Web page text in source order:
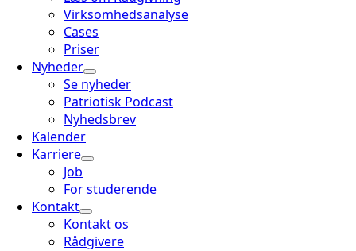
Virksomhedsanalyse
Cases
Priser
Nyheder
Se nyheder
Patriotisk Podcast
Nyhedsbrev
Kalender
Karriere
Job
For studerende
Kontakt
Kontakt os
Rådgivere